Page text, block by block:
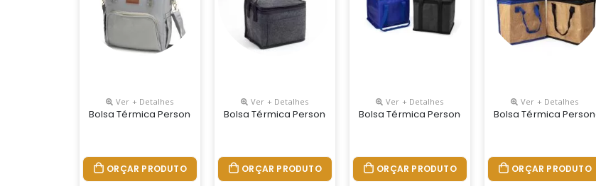
Ver + Detalhes
Bolsa Térmica Personalizada
ORÇAR PRODUTO
Ver + Detalhes
Bolsa Térmica Personalizada
ORÇAR PRODUTO
Ver + Detalhes
Bolsa Térmica Personalizada
ORÇAR PRODUTO
Ver + Detalhes
Bolsa Térmica
ORÇAR PRODUTO